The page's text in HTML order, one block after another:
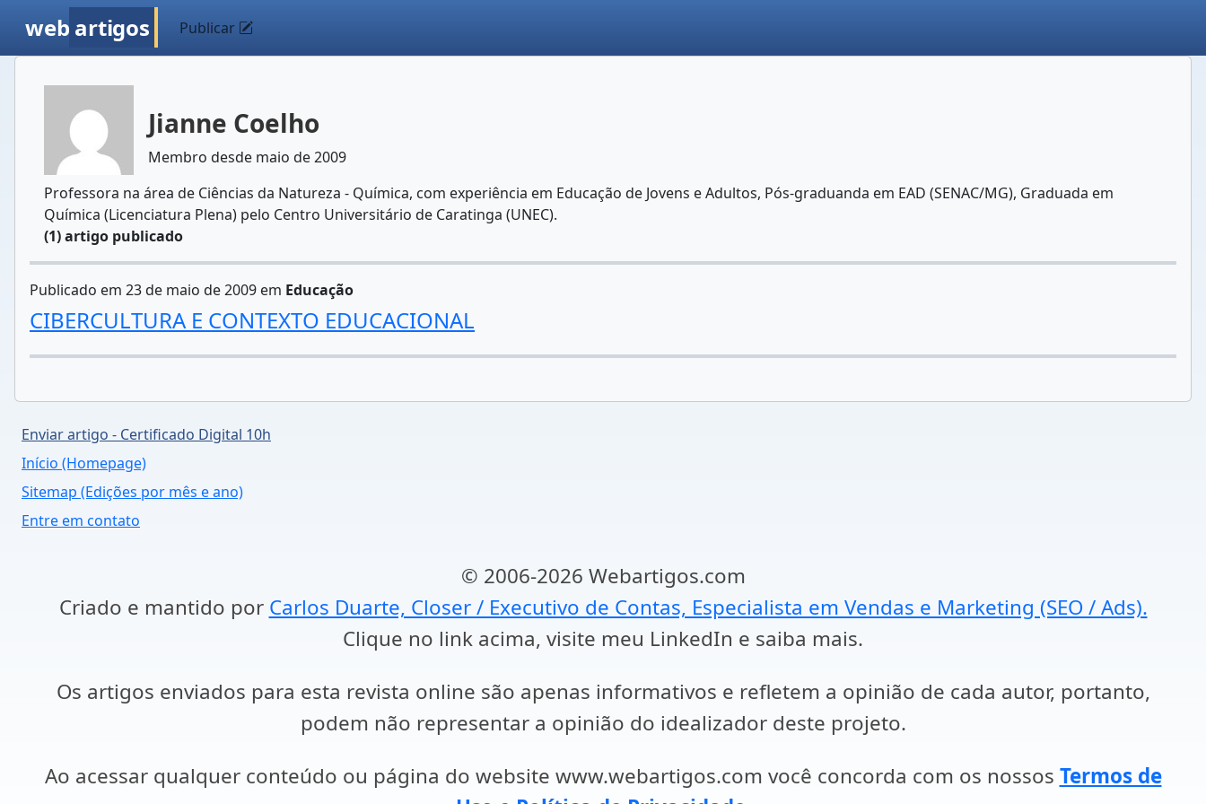
web artigos Publicar
Jianne Coelho
Membro desde maio de 2009
Professora na área de Ciências da Natureza - Química, com experiência em Educação de Jovens e Adultos, Pós-graduanda em EAD (SENAC/MG), Graduada em
Química (Licenciatura Plena) pelo Centro Universitário de Caratinga (UNEC).
(1) artigo publicado
Publicado em 23 de maio de 2009 em Educação
CIBERCULTURA E CONTEXTO EDUCACIONAL
Enviar artigo - Certificado Digital 10h
Início (Homepage)
Sitemap (Edições por mês e ano)
Entre em contato
© 2006-2026 Webartigos.com
Criado e mantido por Carlos Duarte, Closer / Executivo de Contas, Especialista em Vendas e Marketing (SEO / Ads).
Clique no link acima, visite meu LinkedIn e saiba mais.
Os artigos enviados para esta revista online são apenas informativos e refletem a opinião de cada autor, portanto,
podem não representar a opinião do idealizador deste projeto.
Ao acessar qualquer conteúdo ou página do website www.webartigos.com você concorda com os nossos Termos de